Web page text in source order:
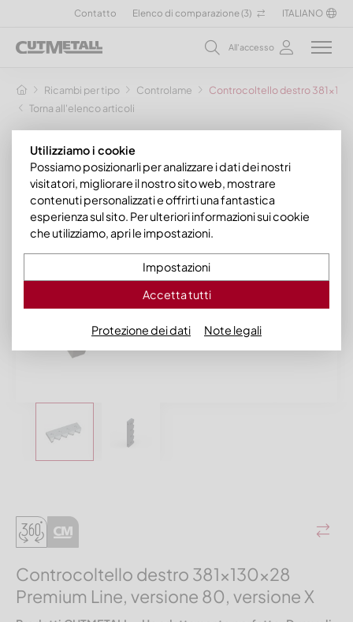
Contatto Elenco di comparazione (3) ITALIANO
All'accesso
Ricambi per tipo Controlame
Controcoltello destro
Torna all'elenco articoli
Controcoltello destro 381x130x28
Premium Line, versione 80, versione X
Utilizziamo i cookie
Possiamo posizionarli per analizzare i dati dei nostri
visitatori, migliorare il nostro sito web, mostrare
contenuti personalizzati e offrirti una fantastica
esperienza sul sito. Per ulteriori informazioni sui cookie
che utilizziamo, apri le impostazioni.
Impostazioni
Accetta tutti
Protezione dei dati Note legali